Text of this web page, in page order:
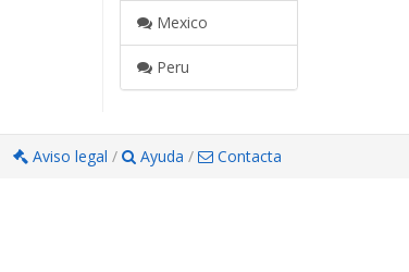
Mexico
Peru
Aviso legal / Ayuda / Contacta